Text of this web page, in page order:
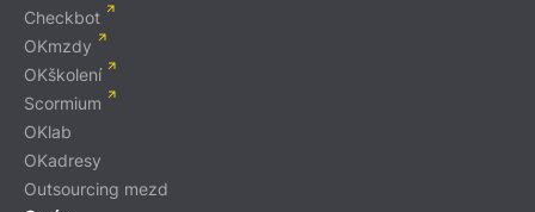
Checkbot
OKmzdy
OKškolení
Scormium
OKlab
OKadresy
Outsourcing mezd